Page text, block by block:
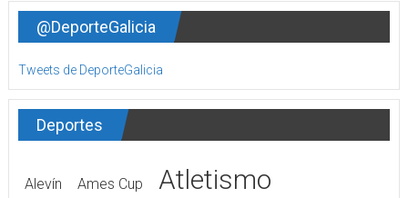
@DeporteGalicia
Tweets de DeporteGalicia
Deportes
Alevín Ames Cup Atletismo